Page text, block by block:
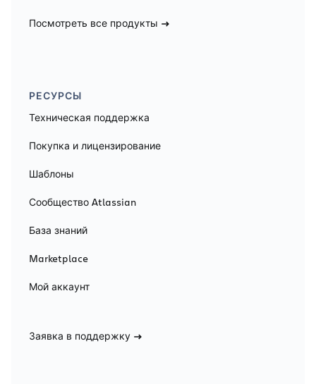
Посмотреть все продукты
РЕСУРСЫ
Техническая поддержка
Покупка и лицензирование
Шаблоны
Сообщество Atlassian
База знаний
Marketplace
Мой аккаунт
Заявка в поддержку